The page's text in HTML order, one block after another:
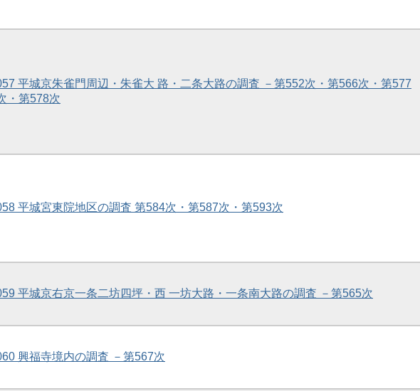
平城京朱雀門周辺・朱雀大 路・二条大路の調査 －第552次・第566次・第577
・第578次
平城宮東院地区の調査 第584次・第587次・第593次
平城京右京一条二坊四坪・西 一坊大路・一条南大路の調査 －第565次
興福寺境内の調査 －第567次